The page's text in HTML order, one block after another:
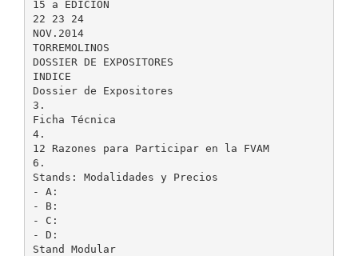
15 a EDICIÓN
22 23 24
NOV.2014
TORREMOLINOS
DOSSIER DE EXPOSITORES
INDICE
Dossier de Expositores
3.
Ficha Técnica
4.
12 Razones para Participar en la FVAM
6.
Stands: Modalidades y Precios
- A:
- B:
- C:
- D:
Stand Modular